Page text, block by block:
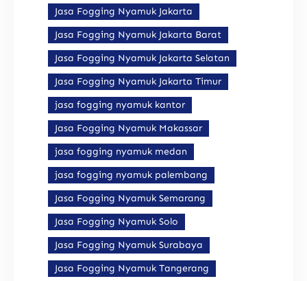
Jasa Fogging Nyamuk Jakarta
Jasa Fogging Nyamuk Jakarta Barat
Jasa Fogging Nyamuk Jakarta Selatan
Jasa Fogging Nyamuk Jakarta Timur
jasa fogging nyamuk kantor
Jasa Fogging Nyamuk Makassar
jasa fogging nyamuk medan
jasa fogging nyamuk palembang
Jasa Fogging Nyamuk Semarang
Jasa Fogging Nyamuk Solo
Jasa Fogging Nyamuk Surabaya
Jasa Fogging Nyamuk Tangerang